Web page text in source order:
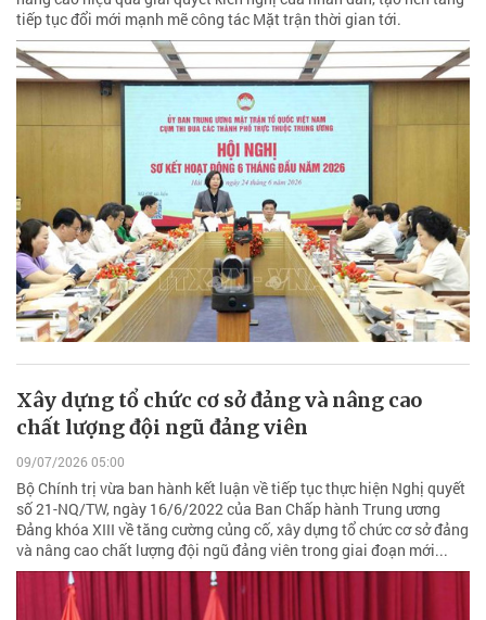
tiếp tục đổi mới mạnh mẽ công tác Mặt trận thời gian tới.
Xây dựng tổ chức cơ sở đảng và nâng cao
chất lượng đội ngũ đảng viên
09/07/2026 05:00
Bộ Chính trị vừa ban hành kết luận về tiếp tục thực hiện Nghị quyết
số 21-NQ/TW, ngày 16/6/2022 của Ban Chấp hành Trung ương
Đảng khóa XIII về tăng cường củng cố, xây dựng tổ chức cơ sở đảng
và nâng cao chất lượng đội ngũ đảng viên trong giai đoạn mới...